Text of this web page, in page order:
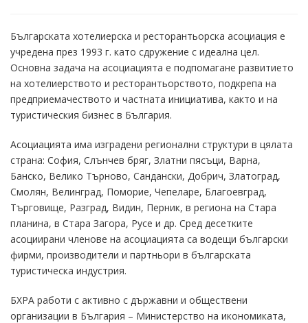
Българската хотелиерска и ресторантьорска асоциация е
учредена през 1993 г. като сдружение с идеална цел.
Основна задача на асоциацията е подпомагане развитието
на хотелиерството и ресторантьорството, подкрепа на
предприемачеството и частната инициатива, както и на
туристическия бизнес в България.
Асоциацията има изградени регионални структури в цялата
страна: София, Слънчев бряг, Златни пясъци, Варна,
Банско, Велико Търново, Сандански, Добрич, Златоград,
Смолян, Велинград, Поморие, Чепеларе, Благоевград,
Търговище, Разград, Видин, Перник, в региона на Стара
планина, в Стара Загора, Русе и др. Сред десетките
асоциирани членове на асоциацията са водещи български
фирми, производители и партньори в българската
туристическа индустрия.
БХРА работи с активно с държавни и обществени
организации в България – Министерство на икономиката,